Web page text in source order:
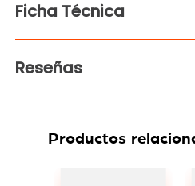
Ficha Técnica
Reseñas
Productos